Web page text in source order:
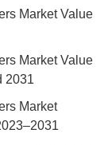
Market Value
Market Value
2031
Market